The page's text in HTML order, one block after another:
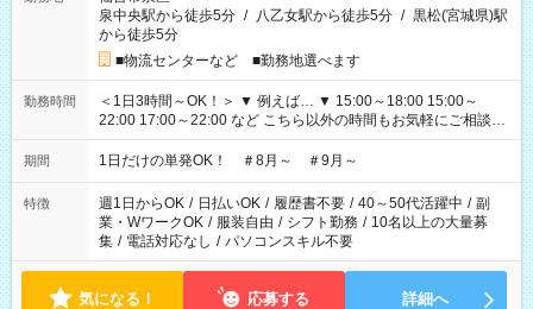
泉中央駅から徒歩5分 / 八乙女駅から徒歩5分 / 黒松(宮城県)駅
から徒歩5分
■物流センターなど ■勤務地選べます
勤務時間
＜1日3時間～OK！＞ ▼ 例えば… ▼ 15:00～18:00 15:00～
22:00 17:00～22:00 など こちら以外の時間もお気軽にご相談く
ださい！
期間 1日だけの単発OK！ ＃8月～ ＃9月～
特徴 週1日からOK / 日払いOK / 履歴書不要 / 40～50代活躍中 / 副
業・WワークOK / 服装自由 / シフト勤務 / 10名以上の大量募
集 / 電話対応なし / パソコンスキル不要
気になる！ 応募する 詳細へ